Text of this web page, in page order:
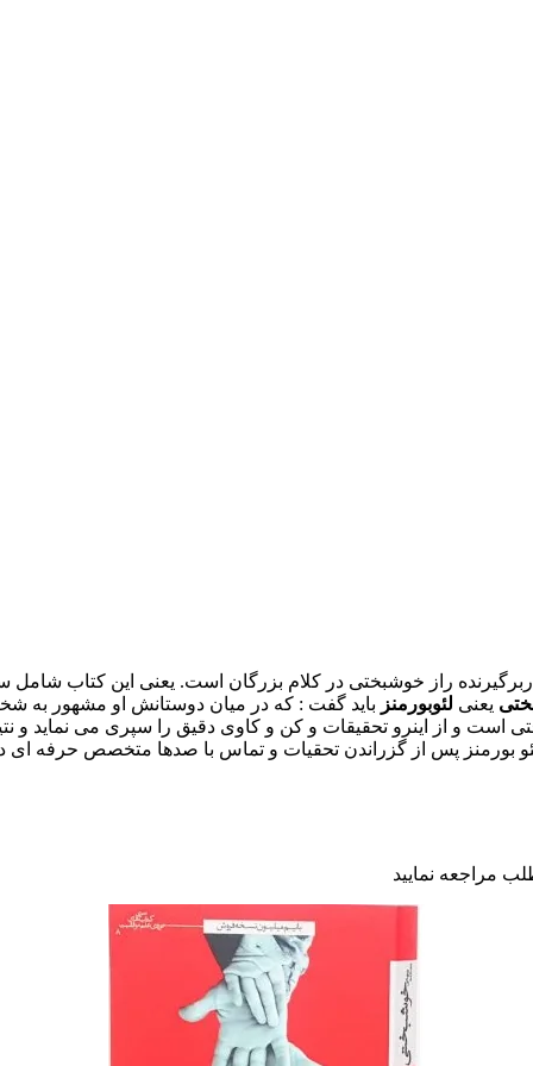
راز خوشبختی در کلام بزرگان است. یعنی این کتاب
یعنی لئوبورمنز باید گفت : که در میان دوستانش او مشهور
است و از اینرو تحقیقات و کن و کاوی دقیق را سپری می نماید و
بورمنز پس از گزراندن تحقیات و تماس با صدها متخصص حرفه ای
مراجعه نمایید